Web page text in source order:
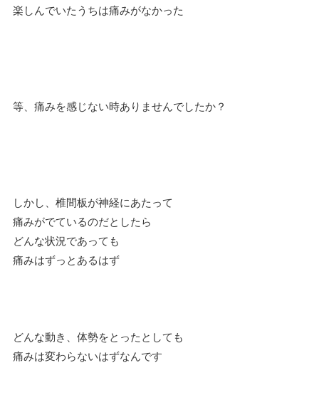
楽しんでいたうちは痛みがなかった
等、痛みを感じない時ありませんでしたか？
しかし、椎間板が神経にあたって
痛みがでているのだとしたら
どんな状況であっても
痛みはずっとあるはず
どんな動き、体勢をとったとしても
痛みは変わらないはずなんです